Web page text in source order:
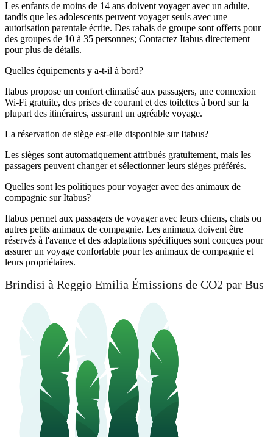
Les enfants de moins de 14 ans doivent voyager avec un adulte,
tandis que les adolescents peuvent voyager seuls avec une
autorisation parentale écrite. Des rabais de groupe sont offerts pour
des groupes de 10 à 35 personnes; Contactez Itabus directement
pour plus de détails.
Quelles équipements y a-t-il à bord?
Itabus propose un confort climatisé aux passagers, une connexion
Wi-Fi gratuite, des prises de courant et des toilettes à bord sur la
plupart des itinéraires, assurant un agréable voyage.
La réservation de siège est-elle disponible sur Itabus?
Les sièges sont automatiquement attribués gratuitement, mais les
passagers peuvent changer et sélectionner leurs sièges préférés.
Quelles sont les politiques pour voyager avec des animaux de
compagnie sur Itabus?
Itabus permet aux passagers de voyager avec leurs chiens, chats ou
autres petits animaux de compagnie. Les animaux doivent être
réservés à l'avance et des adaptations spécifiques sont conçues pour
assurer un voyage confortable pour les animaux de compagnie et
leurs propriétaires.
Brindisi à Reggio Emilia Émissions de CO2 par Bus